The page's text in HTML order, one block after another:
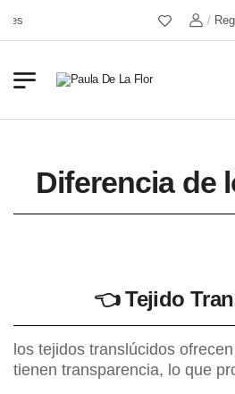
/
Diferencia de
👈Tejido
los tejidos translúcidos
tienen transparencia, lo que